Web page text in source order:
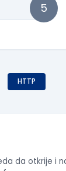
5
HTTP
da otkrije i